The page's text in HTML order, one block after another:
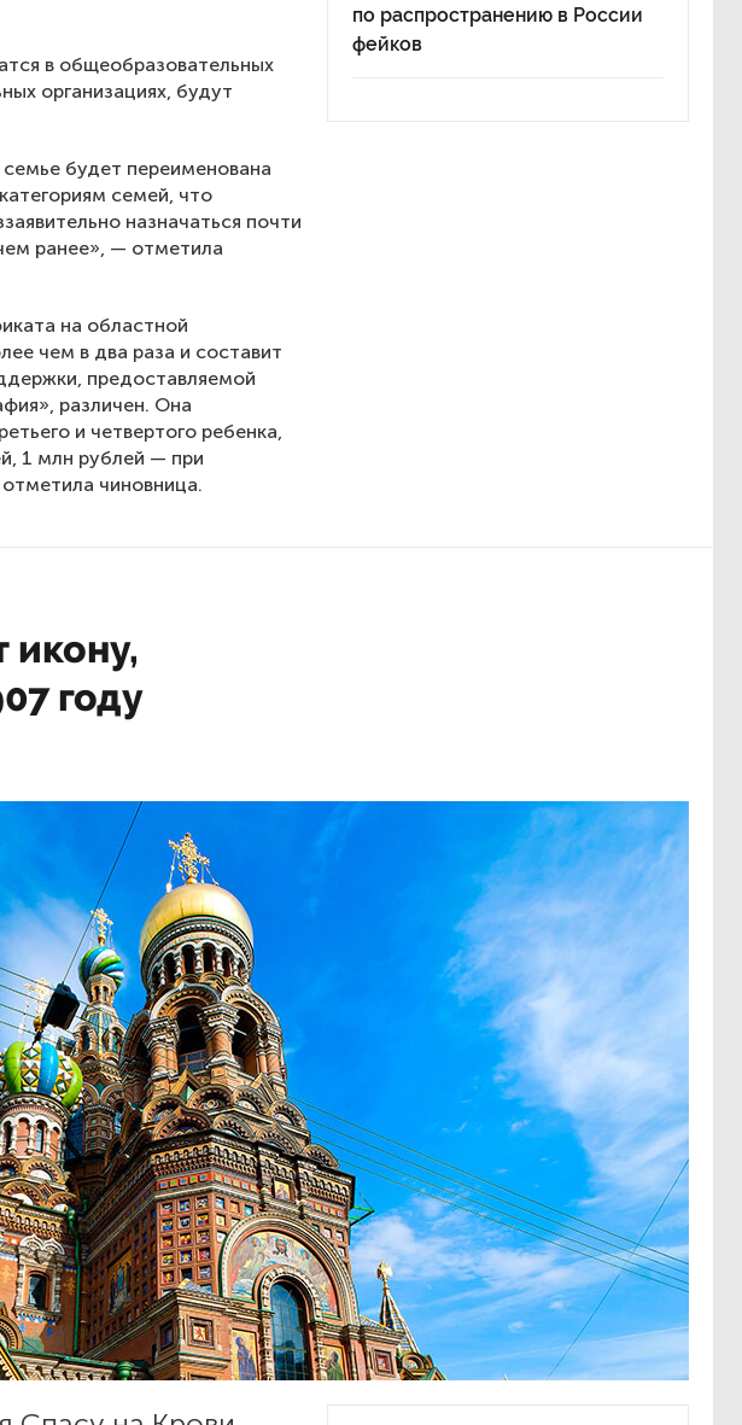
в общеобразовательных
организациях, будут
будет переименована
семей, что
назначаться почти
ранее», — отметила
на областной
чем в два раза и составит
предоставляемой
различен. Она
и четвертого ребенка,
1 млн рублей — при
чиновница.
по распространению в России
фейков
икону,
году